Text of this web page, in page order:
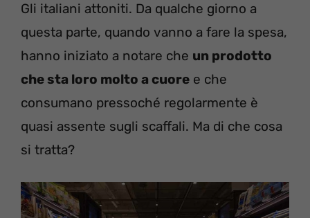
Gli italiani attoniti. Da qualche giorno a
questa parte, quando vanno a fare la spesa,
hanno iniziato a notare che un prodotto
che sta loro molto a cuore e che
consumano pressoché regolarmente è
quasi assente sugli scaffali. Ma di che cosa
si tratta?